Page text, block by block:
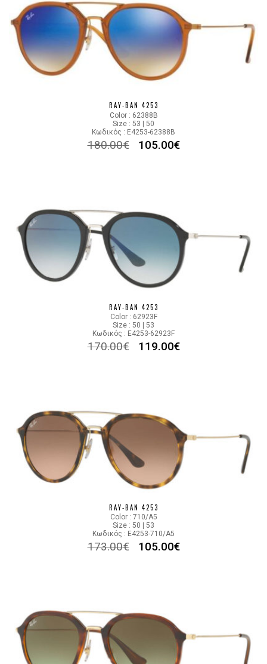
RAY-BAN 4253
Color : 62388B
Size : 53 | 50
Κωδικός : E4253-62388B
180.00€ 105.00€
RAY-BAN 4253
Color : 62923F
Size : 50 | 53
Κωδικός : E4253-62923F
170.00€ 119.00€
RAY-BAN 4253
Color : 710/A5
Size : 50 | 53
Κωδικός : E4253-710/A5
173.00€ 105.00€